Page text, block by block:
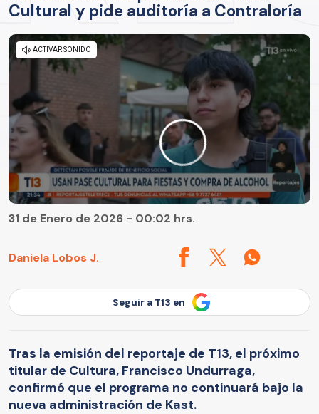
Cultural y pide auditoría a Contraloría
Daniela Lobos J.
31 de Enero de 2026 - 00:02 hrs.
Seguir a T13 en
Tras la emisión del reportaje de T13, el próximo
titular de Cultura, Francisco Undurraga,
confirmó que el programa no continuará bajo la
nueva administración de Kast.